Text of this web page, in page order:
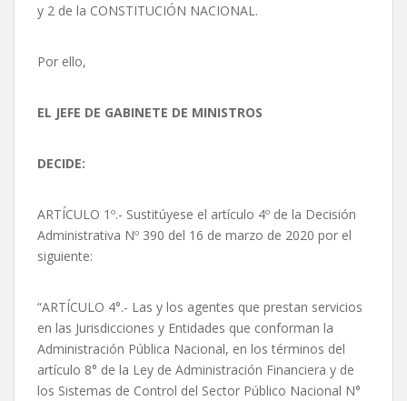
y 2 de la CONSTITUCIÓN NACIONAL.
Por ello,
EL JEFE DE GABINETE DE MINISTROS
DECIDE:
ARTÍCULO 1º.- Sustitúyese el artículo 4º de la Decisión
Administrativa Nº 390 del 16 de marzo de 2020 por el
siguiente:
“ARTÍCULO 4°.- Las y los agentes que prestan servicios
en las Jurisdicciones y Entidades que conforman la
Administración Pública Nacional, en los términos del
artículo 8° de la Ley de Administración Financiera y de
los Sistemas de Control del Sector Público Nacional N°